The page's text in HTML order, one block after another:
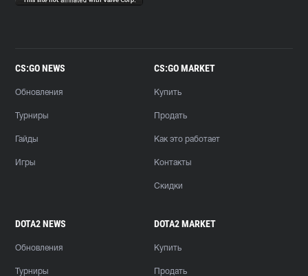
CS:GO NEWS
Обновления
Турниры
Гайды
Игры
CS:GO MARKET
Купить
Продать
Как это работает
Контакты
Скидки
DOTA2 NEWS
Обновления
Турниры
DOTA2 MARKET
Купить
Продать